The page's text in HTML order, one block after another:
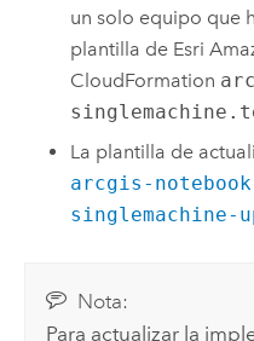
un solo equipo que
plantilla de Esri
CloudFormation
La plantilla de
arcgis-
singlemachine-
Nota:
Para actualizar la